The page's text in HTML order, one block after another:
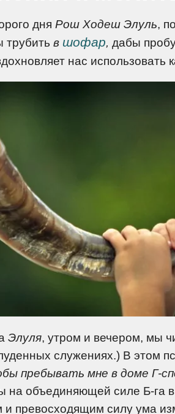
дня Рош Ходеш Элуль,
трубить в шофар, дабы
нас использовать
Элуля, утром и вечером, мы
служениях.) В этом
пребывать мне в доме Г-
на объединяющей силе Б-га
и превосходящим силу ума